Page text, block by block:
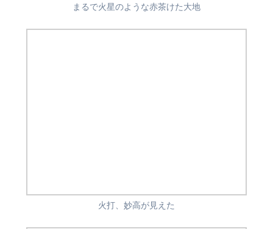
まるで火星のような赤茶けた大地
火打、妙高が見えた